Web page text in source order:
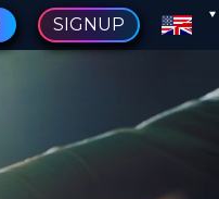
SIGNUP